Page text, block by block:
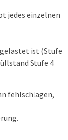
jedes einzelnen
ist (Stufe
Stufe 4
fehlschlagen,